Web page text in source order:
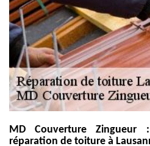
MD Couverture Zingueur
réparation de toiture à